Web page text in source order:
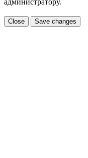
администратору.
Close Save changes